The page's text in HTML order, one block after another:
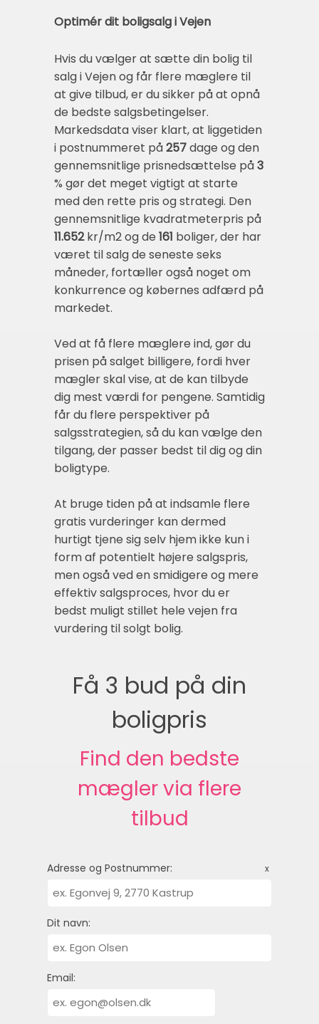
Optimér dit boligsalg i Vejen
Hvis du vælger at sætte din bolig til
salg i Vejen og får flere mæglere til
at give tilbud, er du sikker på at opnå
de bedste salgsbetingelser.
Markedsdata viser klart, at liggetiden
i postnummeret på257dage og den
gennemsnitlige prisnedsættelse på3
% gør det meget vigtigt at starte
med den rette pris og strategi. Den
gennemsnitlige kvadratmeterpris på
11.652kr/m2 og de 161 boliger, der har
været til salg de seneste seks
måneder, fortæller også noget om
konkurrence og købernes adfærd på
markedet.
Ved at få flere mæglere ind, gør du
prisen på salget billigere, fordi hver
mægler skal vise, at de kan tilbyde
dig mest værdi for pengene. Samtidig
får du flere perspektiver på
salgsstrategien, så du kan vælge den
tilgang, der passer bedst til dig og din
boligtype.
At bruge tiden på at indsamle flere
gratis vurderinger kan dermed
hurtigt tjene sig selv hjem ikke kun i
form af potentielt højere salgspris,
men også ved en smidigere og mere
effektiv salgsproces, hvor du er
bedst muligt stillet hele vejen fra
vurdering til solgt bolig.
Få 3 bud på din
boligpris
Find den bedste
mægler via flere
tilbud
Adresse og Postnummer: x
Dit navn:
Email: